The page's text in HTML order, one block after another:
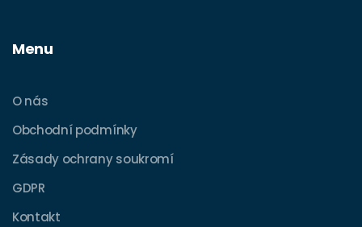
Menu
O nás
Obchodní podmínky
Zásady ochrany soukromí
GDPR
Kontakt